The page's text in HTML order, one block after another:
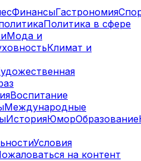
ФинансыГастрономия
Политика в сфере
Мода и
Климат и
Воспитание
Международные
ИсторияЮморОбразование
Условия
на контент